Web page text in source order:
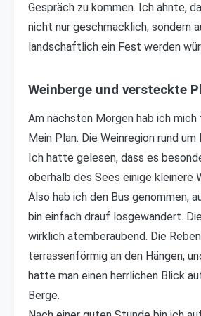
Gespräch zu kommen. Ich ahnte,
nicht nur geschmacklich, sondern
landschaftlich ein Fest werden
Weinberge und versteckte
Am nächsten Morgen hab ich
Mein Plan: Die Weinregion rund um
Ich hatte gelesen, dass es
oberhalb des Sees einige kleinere
Also hab ich den Bus genommen,
bin einfach drauf losgewandert.
wirklich atemberaubend. Die
terrassenförmig an den Hängen,
hatte man einen herrlichen Blick
Berge.